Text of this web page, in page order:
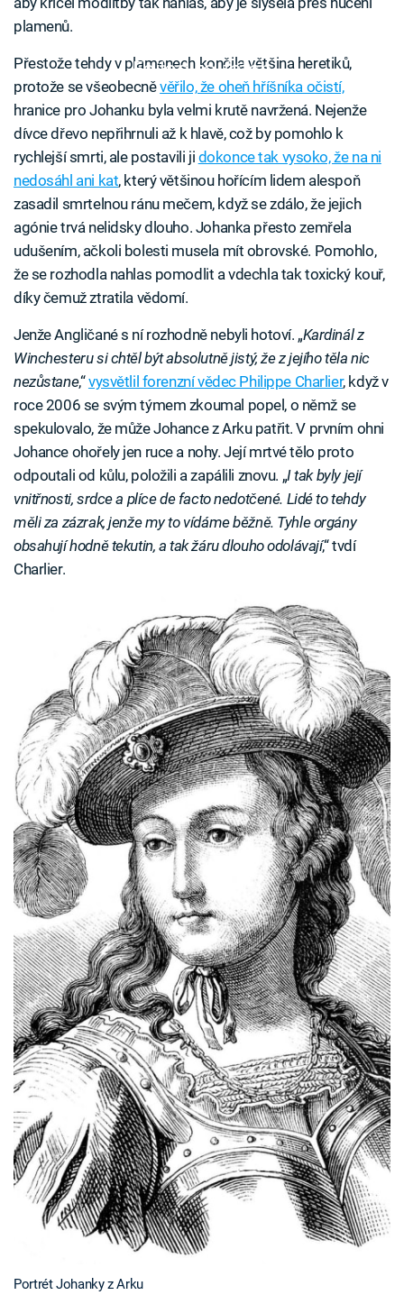
plamenů.
Failed to fetch
Přestože tehdy v plamenech končila většina heretiků,
protože se všeobecněvěřilo, že oheň hříšníka očistí,
hranice pro Johanku byla velmi krutě navržená. Nejenže
dívce dřevo nepřihrnuli až k hlavě, což by pomohlo k
rychlejší smrti, ale postavili ji dokonce tak vysoko, že na ni
nedosáhl ani kat, který většinou hořícím lidem alespoň
zasadil smrtelnou ránu mečem, když se zdálo, že jejich
agónie trvá nelidsky dlouho. Johanka přesto zemřela
udušením, ačkoli bolesti musela mít obrovské. Pomohlo,
že se rozhodla nahlas pomodlit a vdechla tak toxický kouř,
díky čemuž ztratila vědomí.
Jenže Angličané s ní rozhodně nebyli hotoví. „Kardinál z
Winchesteru si chtěl být absolutně jistý, že z jejího těla nic
nezůstane,“vysvětlil forenzní vědec Philippe Charlier, když v
roce 2006 se svým týmem zkoumal popel, o němž se
spekulovalo, že může Johance z Arku patřit. V prvním ohni
Johance ohořely jen ruce a nohy. Její mrtvé tělo proto
odpoutali od kůlu, položili a zapálili znovu. „I tak byly její
vnitřnosti, srdce a plíce de facto nedotčené. Lidé to tehdy
měli za zázrak, jenže my to vídáme běžně. Tyhle orgány
obsahují hodně tekutin, a tak žáru dlouho odolávají,“ tvdí
Charlier.
Portrét Johanky z Arku